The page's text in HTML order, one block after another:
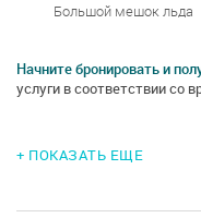
Большой мешок льда
Начните бронировать и
услуги в соответствии со
+ ПОКАЗАТЬ ЕЩЕ